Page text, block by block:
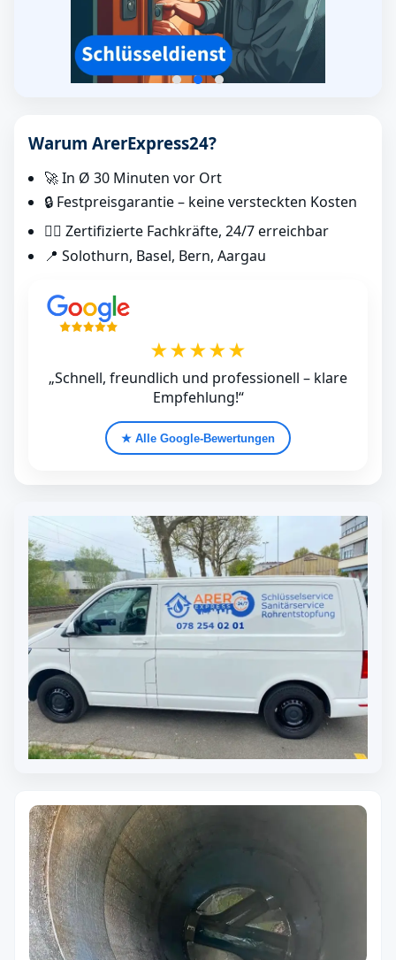
Warum ArerExpress24?
🚀 In Ø 30 Minuten vor Ort
🔒 Festpreisgarantie – keine versteckten Kosten
👷‍♂️ Zertifizierte Fachkräfte, 24/7 erreichbar
📍 Solothurn, Basel, Bern, Aargau
★★★★★
„Schnell, freundlich und professionell – klare
Empfehlung!“
★ Alle Google‑Bewertungen